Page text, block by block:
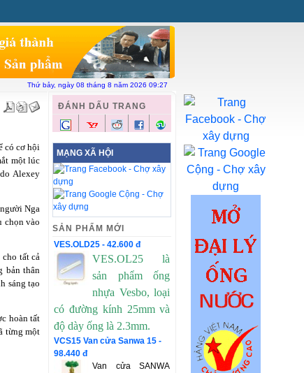
Vật liệu toàn quốc
Chợ xây dựng
Thứ bảy, ngày 08 tháng 8 năm 2026 09:27
có cơ hội
một lúc
Alexey
Nga
chọn vào
tất cả
bản thân
sáng tạo
hoàn tất
từng một
ĐÁNH DẤU TRANG
MẠNG XÃ HỘI
SẢN PHẨM MỚI
VES.OLD25 - 42.600 đ
VES.OL25 là
sản phẩm ống
nhựa Vesbo, loại
có đường kính 25mm và
độ dày ống là 2.3mm.
VCS15 Van cửa Sanwa 15 -
98.440 đ
Van cửa SANWA